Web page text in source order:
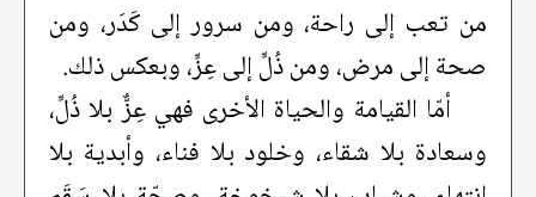
من تعب إلى راحة، ومن سرور إلى كَدَر، ومن
صحة إلى مرض، ومن ذُلٍّ إلى عِزٍّ، وبعكس ذلك.
أمّا القيامة والحياة الأخرى فهي عِزٌّ بلا ذُلٍّ،
وسعادة بلا شقاء، وخلود بلا فناء، وأبدية بلا